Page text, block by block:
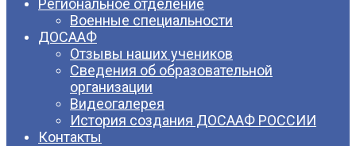
Региональное отделение
Военные специальности
ДОСААФ
Отзывы наших учеников
Сведения об образовательной
организации
Видеогалерея
История создания ДОСААФ РОССИИ
Контакты